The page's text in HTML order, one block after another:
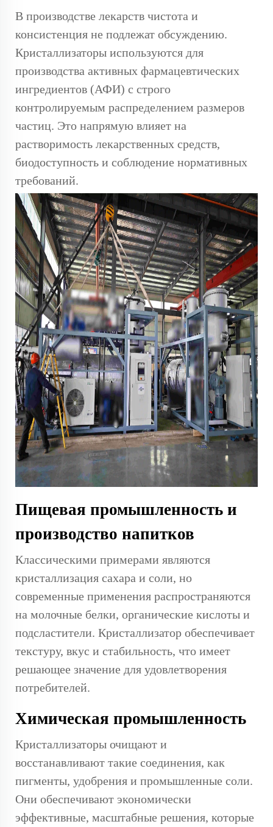
В производстве лекарств чистота и
консистенция не подлежат обсуждению.
Кристаллизаторы используются для
производства активных фармацевтических
ингредиентов (АФИ) с строго
контролируемым распределением размеров
частиц. Это напрямую влияет на
растворимость лекарственных средств,
биодоступность и соблюдение нормативных
требований.
Пищевая промышленность и
производство напитков
Классическими примерами являются
кристаллизация сахара и соли, но
современные применения распространяются
на молочные белки, органические кислоты и
подсластители. Кристаллизатор обеспечивает
текстуру, вкус и стабильность, что имеет
решающее значение для удовлетворения
потребителей.
Химическая промышленность
Кристаллизаторы очищают и
восстанавливают такие соединения, как
пигменты, удобрения и промышленные соли.
Они обеспечивают экономически
эффективные, масштабные решения, которые